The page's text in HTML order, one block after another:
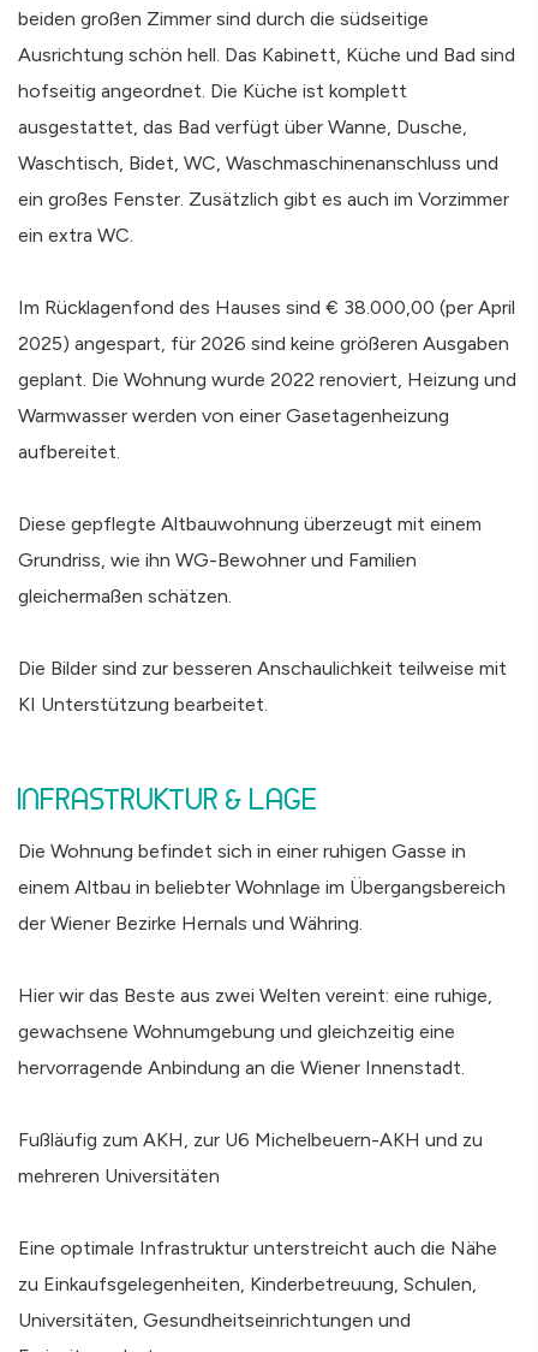
beiden großen Zimmer sind durch die südseitige
Ausrichtung schön hell. Das Kabinett, Küche und Bad sind
hofseitig angeordnet. Die Küche ist komplett
ausgestattet, das Bad verfügt über Wanne, Dusche,
Waschtisch, Bidet, WC, Waschmaschinenanschluss und
ein großes Fenster. Zusätzlich gibt es auch im Vorzimmer
ein extra WC.
Im Rücklagenfond des Hauses sind € 38.000,00 (per April
2025) angespart, für 2026 sind keine größeren Ausgaben
geplant. Die Wohnung wurde 2022 renoviert, Heizung und
Warmwasser werden von einer Gasetagenheizung
aufbereitet.
Diese gepflegte Altbauwohnung überzeugt mit einem
Grundriss, wie ihn WG-Bewohner und Familien
gleichermaßen schätzen.
Die Bilder sind zur besseren Anschaulichkeit teilweise mit
KI Unterstützung bearbeitet.
INFRASTRUKTUR & LAGE
Die Wohnung befindet sich in einer ruhigen Gasse in
einem Altbau in beliebter Wohnlage im Übergangsbereich
der Wiener Bezirke Hernals und Währing.
Hier wir das Beste aus zwei Welten vereint: eine ruhige,
gewachsene Wohnumgebung und gleichzeitig eine
hervorragende Anbindung an die Wiener Innenstadt.
Fußläufig zum AKH, zur U6 Michelbeuern-AKH und zu
mehreren Universitäten
Eine optimale Infrastruktur unterstreicht auch die Nähe
zu Einkaufsgelegenheiten, Kinderbetreuung, Schulen,
Universitäten, Gesundheitseinrichtungen und